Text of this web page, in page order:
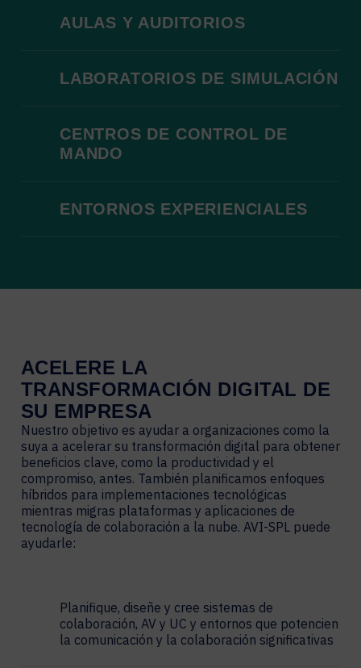
AULAS Y AUDITORIOS
LABORATORIOS DE SIMULACIÓN
CENTROS DE CONTROL DE
MANDO
ENTORNOS EXPERIENCIALES
ACELERE LA
TRANSFORMACIÓN DIGITAL DE
SU EMPRESA
Nuestro objetivo es ayudar a organizaciones como la
suya a acelerar su transformación digital para obtener
beneficios clave, como la productividad y el
compromiso, antes. También planificamos enfoques
híbridos para implementaciones tecnológicas
mientras migras plataformas y aplicaciones de
tecnología de colaboración a la nube. AVI-SPL puede
ayudarle:
Planifique, diseñe y cree sistemas de
colaboración, AV y UC y entornos que potencien
la comunicación y la colaboración significativas